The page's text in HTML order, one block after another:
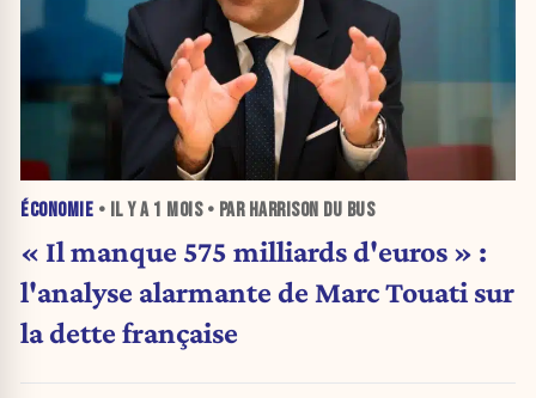
ÉCONOMIE • IL Y A 1 MOIS• PAR HARRISON DU BUS
« Il manque 575 milliards d'euros » :
l'analyse alarmante de Marc Touati sur
la dette française